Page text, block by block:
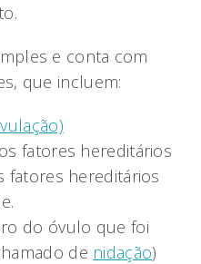
e conta com
que incluem:
fatores hereditários
fatores hereditários
do óvulo que foi
de nidação)